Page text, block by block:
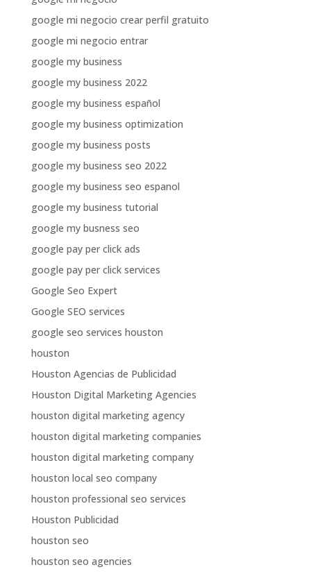
google mi negocio crear perfil gratuito
google mi negocio entrar
google my business
google my business 2022
google my business español
google my business optimization
google my business posts
google my business seo 2022
google my business seo espanol
google my business tutorial
google my busness seo
google pay per click ads
google pay per click services
Google Seo Expert
Google SEO services
google seo services houston
houston
Houston Agencias de Publicidad
Houston Digital Marketing Agencies
houston digital marketing agency
houston digital marketing companies
houston digital marketing company
houston local seo company
houston professional seo services
Houston Publicidad
houston seo
houston seo agencies